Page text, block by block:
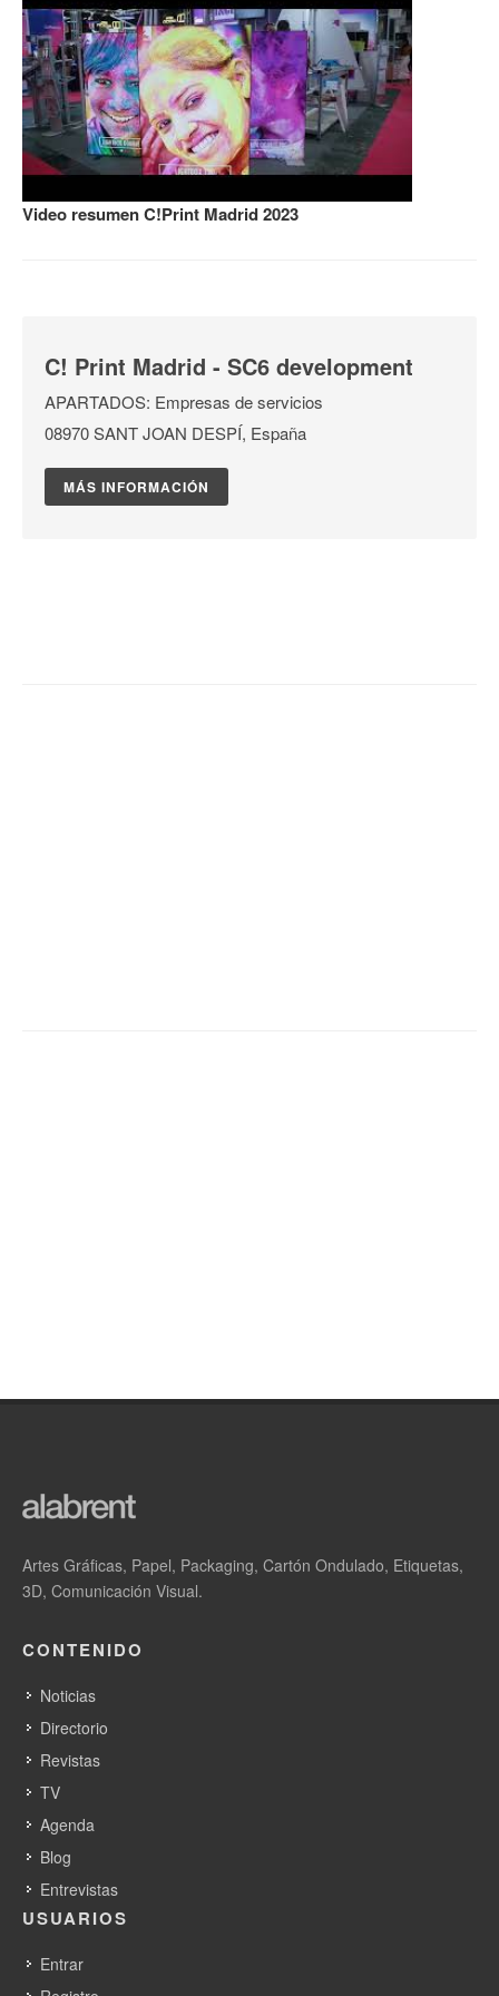
Video resumen C!Print Madrid 2023
C! Print Madrid - SC6 development
APARTADOS: Empresas de servicios
08970 SANT JOAN DESPÍ, España
MÁS INFORMACIÓN
Artes Gráficas, Papel, Packaging, Cartón Ondulado, Etiquetas,
3D, Comunicación Visual.
CONTENIDO
Noticias
Directorio
Revistas
TV
Agenda
Blog
Entrevistas
USUARIOS
Entrar